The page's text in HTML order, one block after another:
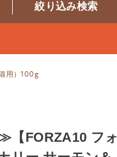
絞り込み検索
用）100g
FORZA10 フォ